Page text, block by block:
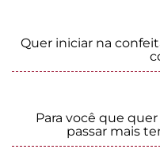
Quer iniciar na
Para você que
passar mais